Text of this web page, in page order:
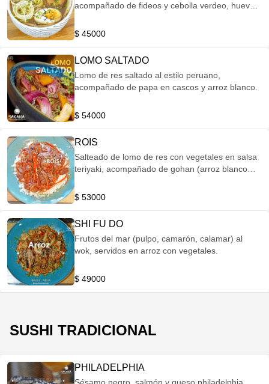
acompañado de fideos y cebolla verdeo, huevo
$ 45000
LOMO SALTADO
Lomo de res saltado al estilo peruano,
acompañado de papa en cascos y arroz blanco.
$ 54000
ROIS
Salteado de lomo de res con vegetales en salsa
teriyaki, acompañado de gohan (arroz blanco
$ 53000
SHI FU DO
Frutos del mar (pulpo, camarón, calamar) al
wok, servidos en arroz con vegetales.
$ 49000
SUSHI TRADICIONAL
PHILADELPHIA